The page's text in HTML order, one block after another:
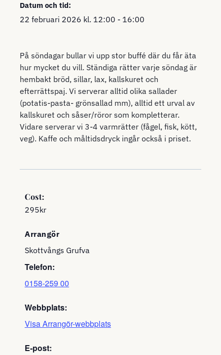
Datum och tid:
22 februari 2026 kl. 12:00 - 16:00
På söndagar bullar vi upp stor buffé där du får äta
hur mycket du vill. Ständiga rätter varje söndag är
hembakt bröd, sillar, lax, kallskuret och
efterrättspaj. Vi serverar alltid olika sallader
(potatis-pasta- grönsallad mm), alltid ett urval av
kallskuret och såser/röror som kompletterar.
Vidare serverar vi 3-4 varmrätter (fågel, fisk, kött,
veg). Kaffe och måltidsdryck ingår också i priset.
Cost:
295kr
Arrangör
Skottvångs Grufva
Telefon:
0158-259 00
Webbplats:
Visa Arrangör-webbplats
E-post: